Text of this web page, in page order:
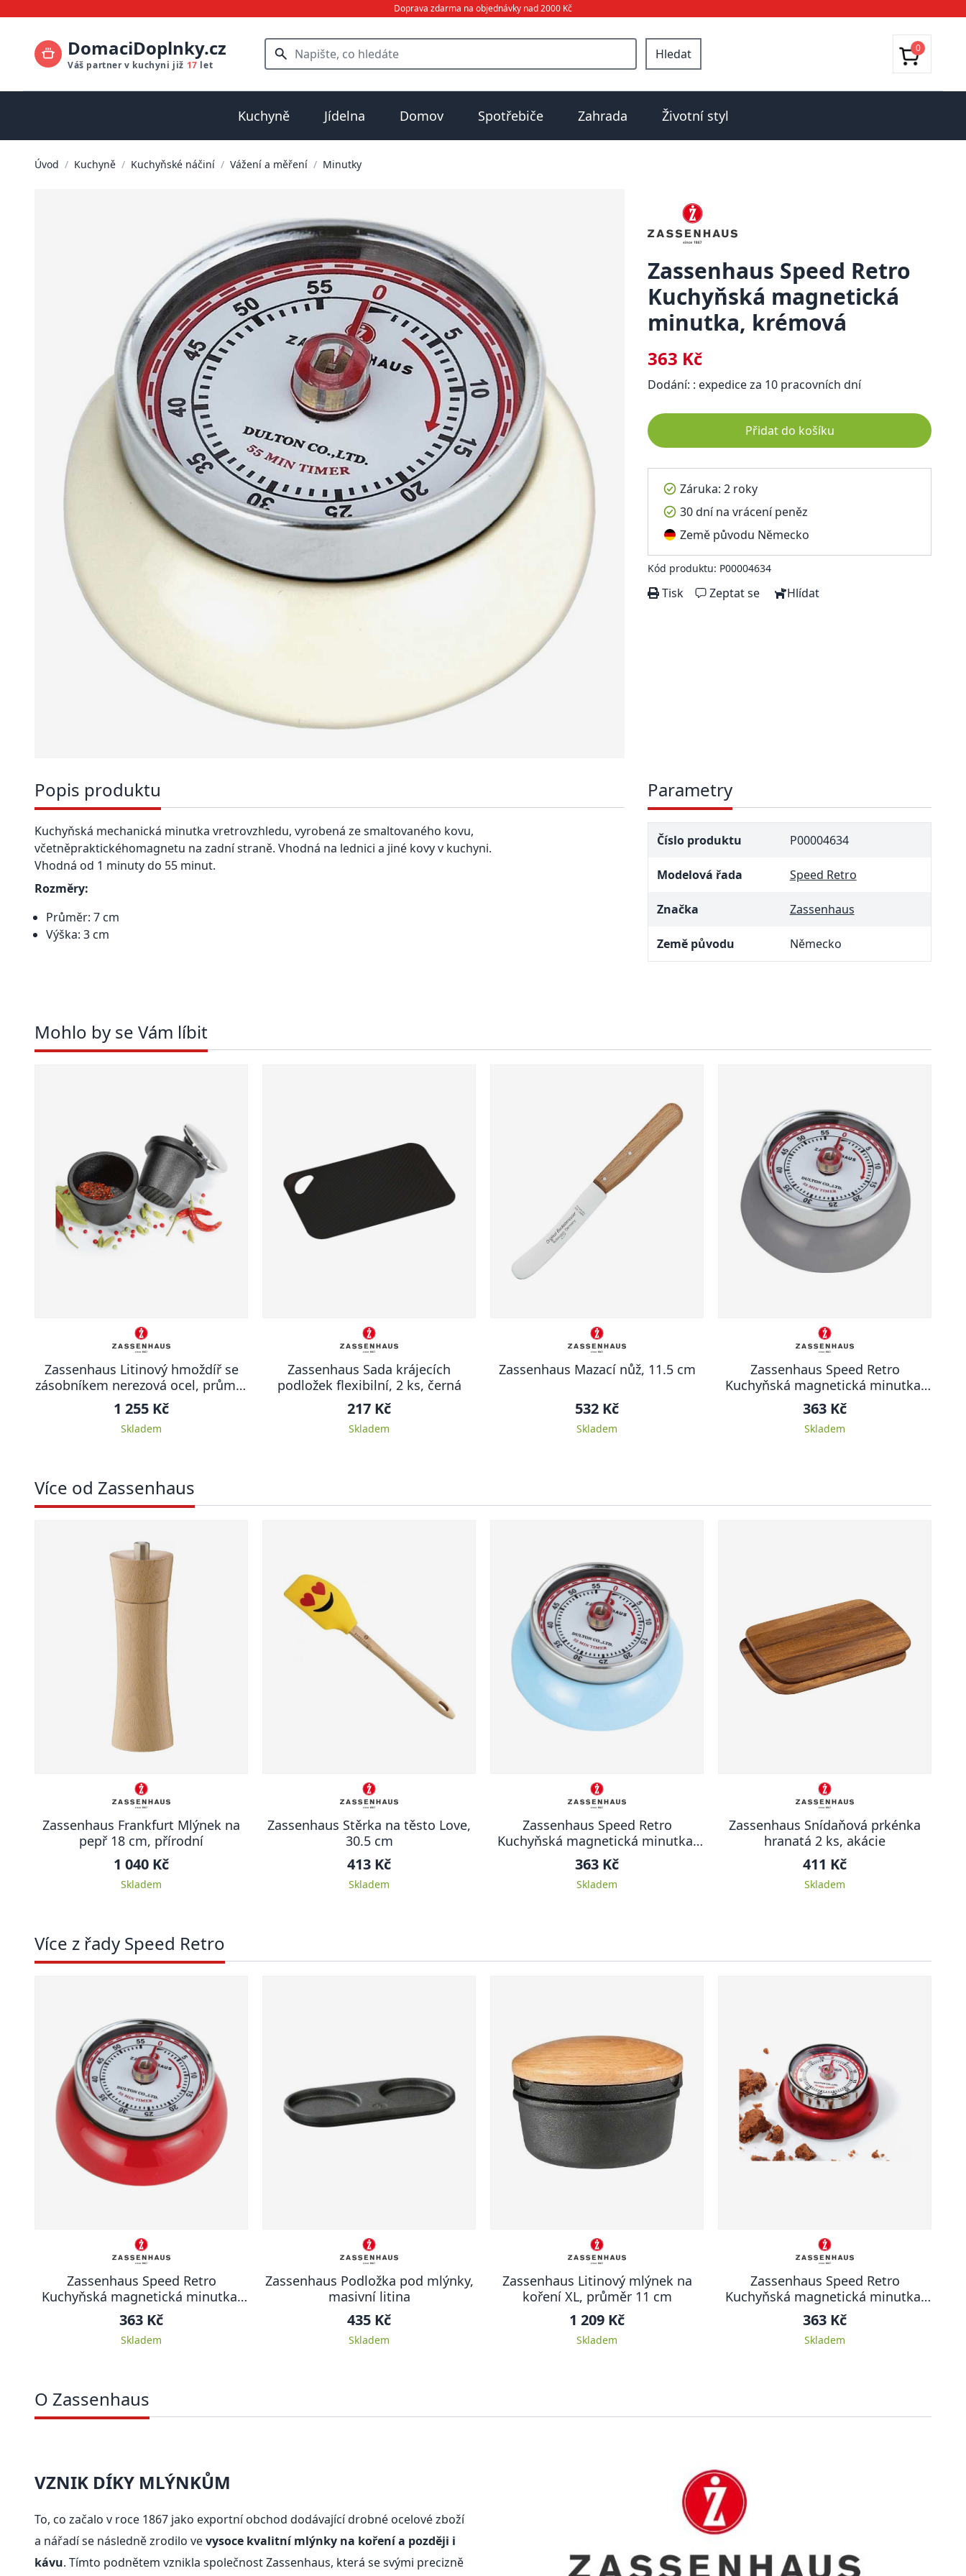
Doprava zdarma na objednávky nad 2000 Kč
DomaciDoplnky.cz
Váš partner v kuchyni již 17 let
Hledat 0
Kuchyně Jídelna Domov Spotřebiče Zahrada Životní styl
Úvod / Kuchyně / Kuchyňské náčiní / Vážení a měření / Minutky
Zassenhaus Speed Retro
Kuchyňská magnetická
minutka, krémová
363 Kč
Dodání: : expedice za 10 pracovních dní
Přidat do košíku
Záruka: 2 roky
30 dní na vrácení peněz
Země původu Německo
Kód produktu: P00004634
Tisk Zeptat se Hlídat
Popis produktu
Kuchyňská mechanická minutka vretrovzhledu, vyrobená zesmaltovaného kovu,
včetněpraktickéhomagnetu na zadní straně. Vhodná na lednici a jiné kovy v kuchyni.
Vhodná od 1 minuty do 55 minut.
Rozměry:
Průměr: 7 cm
Výška: 3 cm
Parametry
Číslo produktu P00004634
Modelová řada Speed Retro
Značka Zassenhaus
Země původu Německo
Mohlo by se Vám líbit
Zassenhaus Litinový hmoždíř se
zásobníkem nerezová ocel, průměr
8 cm
1 255 Kč
Skladem
Zassenhaus Sada krájecích
podložek flexibilní, 2 ks, černá
217 Kč
Skladem
Zassenhaus Mazací nůž, 11.5 cm
532 Kč
Skladem
Zassenhaus Speed Retro
Kuchyňská magnetická minutka,
světle šedá
363 Kč
Skladem
Více od Zassenhaus
Zassenhaus Frankfurt Mlýnek na
pepř 18 cm, přírodní
1 040 Kč
Skladem
Zassenhaus Stěrka na těsto Love,
30.5 cm
413 Kč
Skladem
Zassenhaus Speed Retro
Kuchyňská magnetická minutka,
světle modrá
363 Kč
Skladem
Zassenhaus Snídaňová prkénka
hranatá 2 ks, akácie
411 Kč
Skladem
Více z řady Speed Retro
Zassenhaus Speed Retro
Kuchyňská magnetická minutka,
červená
363 Kč
Skladem
Zassenhaus Podložka pod mlýnky,
masivní litina
435 Kč
Skladem
Zassenhaus Litinový mlýnek na
koření XL, průměr 11 cm
1 209 Kč
Skladem
Zassenhaus Speed Retro
Kuchyňská magnetická minutka,
metalicky červená
363 Kč
Skladem
O Zassenhaus
VZNIK DÍKY MLÝNKŮM
To, co začalo v roce 1867 jako exportní obchod dodávající drobné ocelové zboží
a nářadí se následně zrodilo vevysoce kvalitní mlýnky na koření a později i
kávu. Tímto podnětem vznikla společnost Zassenhaus, která se svými precizně